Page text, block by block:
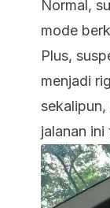
Normal,
mode
Plus,
menjadi
jalanan ini